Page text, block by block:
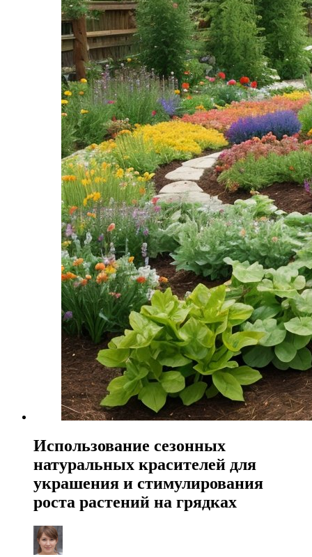
Использование сезонных
натуральных красителей для
украшения и стимулирования
роста растений на грядках